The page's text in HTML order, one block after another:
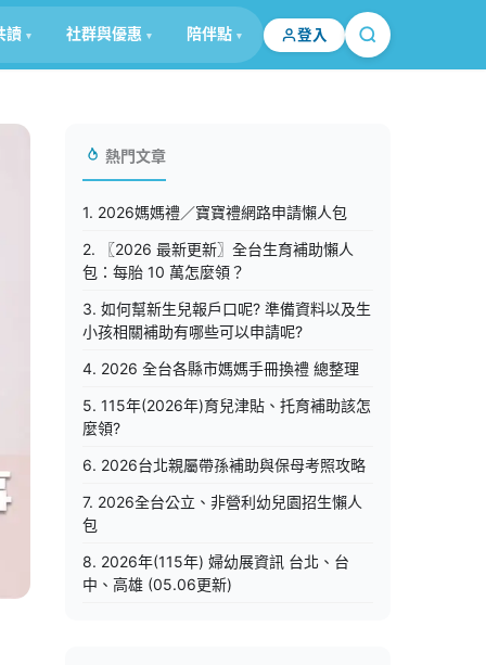
讀 社群與優惠 陪伴點 登入
熱門文章
1. 2026媽媽禮／寶寶禮網路申請懶人包
2. 〖2026 最新更新〗全台生育補助懶人
包：每胎 10 萬怎麼領？
3. 如何幫新生兒報戶口呢? 準備資料以及生
小孩相關補助有哪些可以申請呢?
4. 2026 全台各縣市媽媽手冊換禮 總整理
5. 115年(2026年)育兒津貼、托育補助該怎
麼領?
6. 2026台北親屬帶孫補助與保母考照攻略
7. 2026全台公立、非營利幼兒園招生懶人
包
8. 2026年(115年) 婦幼展資訊 台北、台
中、高雄 (05.06更新)